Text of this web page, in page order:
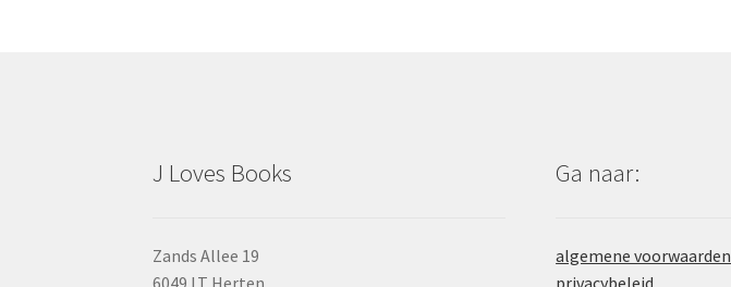
J Loves Books
Zands Allee 19
Ga naar:
algemene voorwaarden